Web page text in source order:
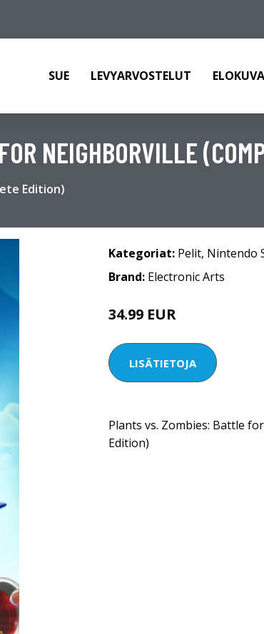
SUE LEVYARVOSTELUT
NEIGHBORVILLE
Edition)
Kategoriat: Pelit, Nintendo
Brand: Electronic Arts
34.99 EUR
LISÄTIETOJA
Plants vs. Zombies: Battle
Edition)